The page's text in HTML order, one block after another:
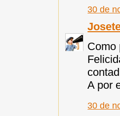
30 de
Como
A por
30 de